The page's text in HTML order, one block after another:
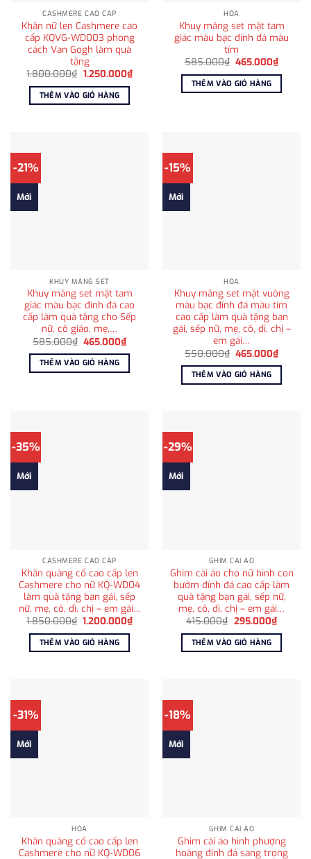
CASHMERE CAO CẤP
Khăn nữ len Cashmere cao
cấp KQVG-WD003 phong
cách Van Gogh làm quà
tặng
1.800.000₫ Giá
là:
1.800.000₫.
1.250.000₫Giá
hiện
THÊM VÀO GIỎ HÀNG
HỎA
Khuy măng set mặt tam
giác màu bạc đính đá màu
tím
585.000₫ Giá
là:
585.000₫.
465.000₫Giá
hiện
tại
THÊM VÀO GIỎ HÀNG
-21%
Mới
KHUY MĂNG SET
Khuy măng set mặt tam
giác màu bạc đính đá cao
cấp làm quà tặng cho Sếp
nữ, cô giáo, mẹ,…
585.000₫ Giá
là:
585.000₫.
465.000₫Giá
hiện
tại
465.000₫.
THÊM VÀO GIỎ HÀNG
-15%
Mới
HỎA
Khuy măng set mặt vuông
màu bạc đính đá màu tím
cao cấp làm quà tặng bạn
gái, sếp nữ, mẹ, cô, dì, chị –
em gái…
550.000₫ Giá
là:
550.000₫.
465.000₫Giá
hiện
tại
THÊM VÀO GIỎ HÀNG
-35%
Mới
CASHMERE CAO CẤP
Khăn quàng cổ cao cấp len
Cashmere cho nữ KQ-WD04
làm quà tặng bạn gái, sếp
nữ, mẹ, cô, dì, chị – em gái…
1.850.000₫ Giá
là:
1.850.000₫.
1.200.000₫Giá
hiện
1.200.000₫.
THÊM VÀO GIỎ HÀNG
-29%
Mới
GHIM CÀI ÁO
Ghim cài áo cho nữ hình con
bướm đính đá cao cấp làm
quà tặng bạn gái, sếp nữ,
mẹ, cô, dì, chị – em gái…
415.000₫ Giá
là:
415.000₫.
295.000₫Giá
hiện
tại
THÊM VÀO GIỎ HÀNG
-31%
Mới
HỎA
Khăn quàng cổ cao cấp len
Cashmere cho nữ KQ-WD06
-18%
Mới
GHIM CÀI ÁO
Ghim cài áo hình phượng
hoàng đính đá sang trọng